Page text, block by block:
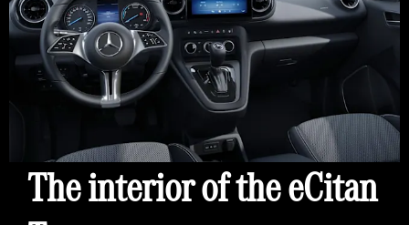
The interior of the eCitan